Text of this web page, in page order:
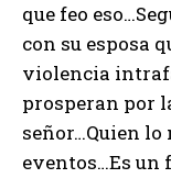
que feo
con su esposa
violencia
prosperan por
señor…Quien
eventos…Es un